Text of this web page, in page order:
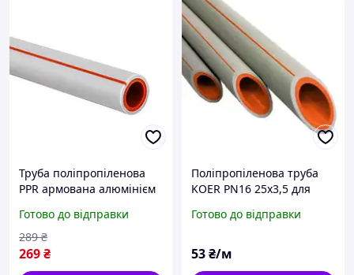
Труба поліпропіленова
PPR армована алюмінієм
композитна для опалення
та водопостачання
Готово до відправки
269₴
289 ₴
Поліпропіленова труба
KOER PN16 25x3,5 для
Готово до відправки
53₴/м